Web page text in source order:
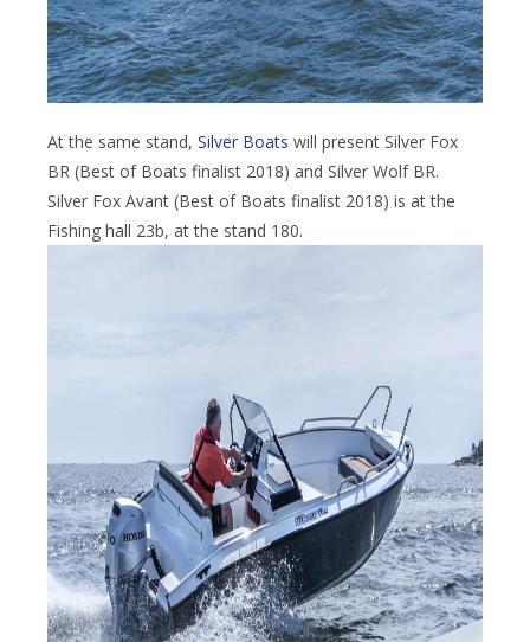
At the same stand, Silver Boats will present Silver Fox
BR (Best of Boats finalist 2018) and Silver Wolf BR.
Silver Fox Avant (Best of Boats finalist 2018) is at the
Fishing hall 23b, at the stand 180.